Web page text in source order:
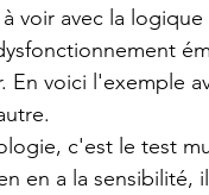
voir avec la
voici l'exemple
c'est le test
en a la sensibilité,